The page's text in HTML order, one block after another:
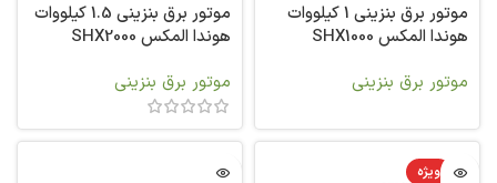
موتور برق بنزینی 1 کیلووات
هوندا المکس SHX1000
موتور برق بنزینی
موتور برق بنزینی 1.5 کیلووات
هوندا المکس SHX2000
موتور برق بنزینی
ویژه